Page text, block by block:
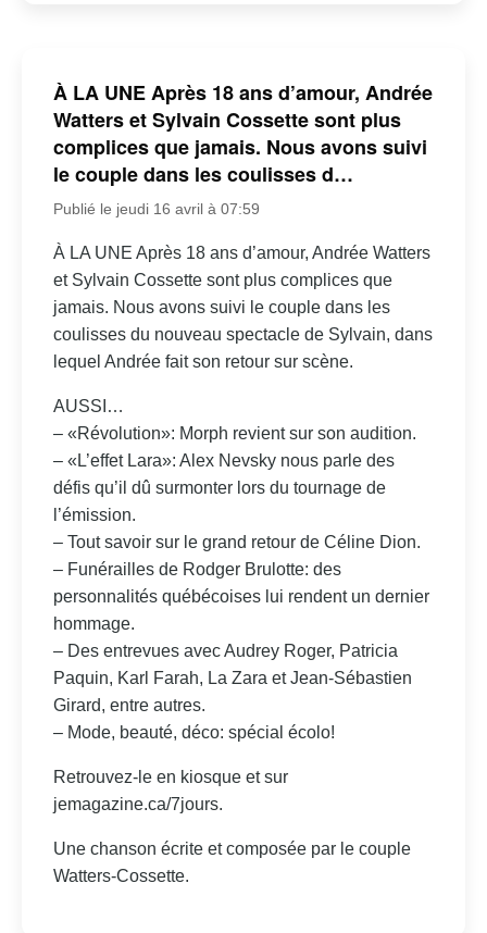
À LA UNE Après 18 ans d’amour, Andrée
Watters et Sylvain Cossette sont plus
complices que jamais. Nous avons suivi
le couple dans les coulisses d…
Publié le jeudi 16 avril à 07:59
À LA UNE Après 18 ans d’amour, Andrée Watters
et Sylvain Cossette sont plus complices que
jamais. Nous avons suivi le couple dans les
coulisses du nouveau spectacle de Sylvain, dans
lequel Andrée fait son retour sur scène.
AUSSI…
– «Révolution»: Morph revient sur son audition.
– «L’effet Lara»: Alex Nevsky nous parle des
défis qu’il dû surmonter lors du tournage de
l’émission.
– Tout savoir sur le grand retour de Céline Dion.
– Funérailles de Rodger Brulotte: des
personnalités québécoises lui rendent un dernier
hommage.
– Des entrevues avec Audrey Roger, Patricia
Paquin, Karl Farah, La Zara et Jean-Sébastien
Girard, entre autres.
– Mode, beauté, déco: spécial écolo!
Retrouvez-le en kiosque et sur
jemagazine.ca/7jours.
Une chanson écrite et composée par le couple
Watters-Cossette.